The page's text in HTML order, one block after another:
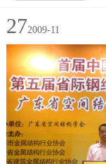
272009-11